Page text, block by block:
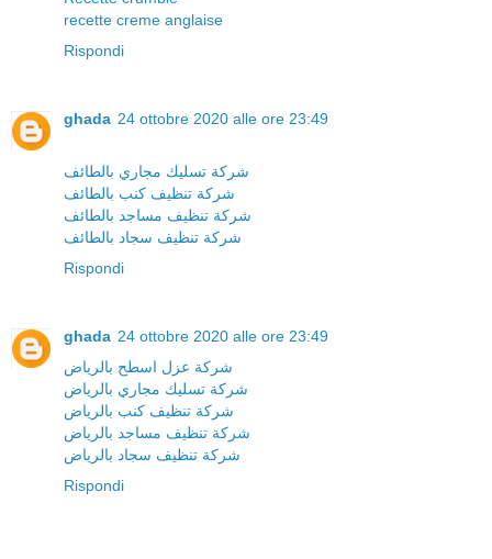
recette creme anglaise
Rispondi
ghada 24 ottobre 2020 alle ore 23:49
شركة تسليك مجاري بالطائف
شركة تنظيف كنب بالطائف
شركة تنظيف مساجد بالطائف
شركة تنظيف سجاد بالطائف
Rispondi
ghada 24 ottobre 2020 alle ore 23:49
شركة عزل اسطح بالرياض
شركة تسليك مجاري بالرياض
شركة تنظيف كنب بالرياض
شركة تنظيف مساجد بالرياض
شركة تنظيف سجاد بالرياض
Rispondi